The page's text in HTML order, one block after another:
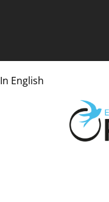
In English